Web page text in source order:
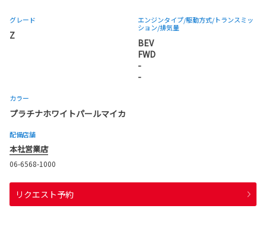
グレード
Z
エンジンタイプ/駆動方式/トランスミッ
ション/排気量
BEV
FWD
-
-
カラー
プラチナホワイトパールマイカ
配備店舗
本社営業店
06-6568-1000
リクエスト予約